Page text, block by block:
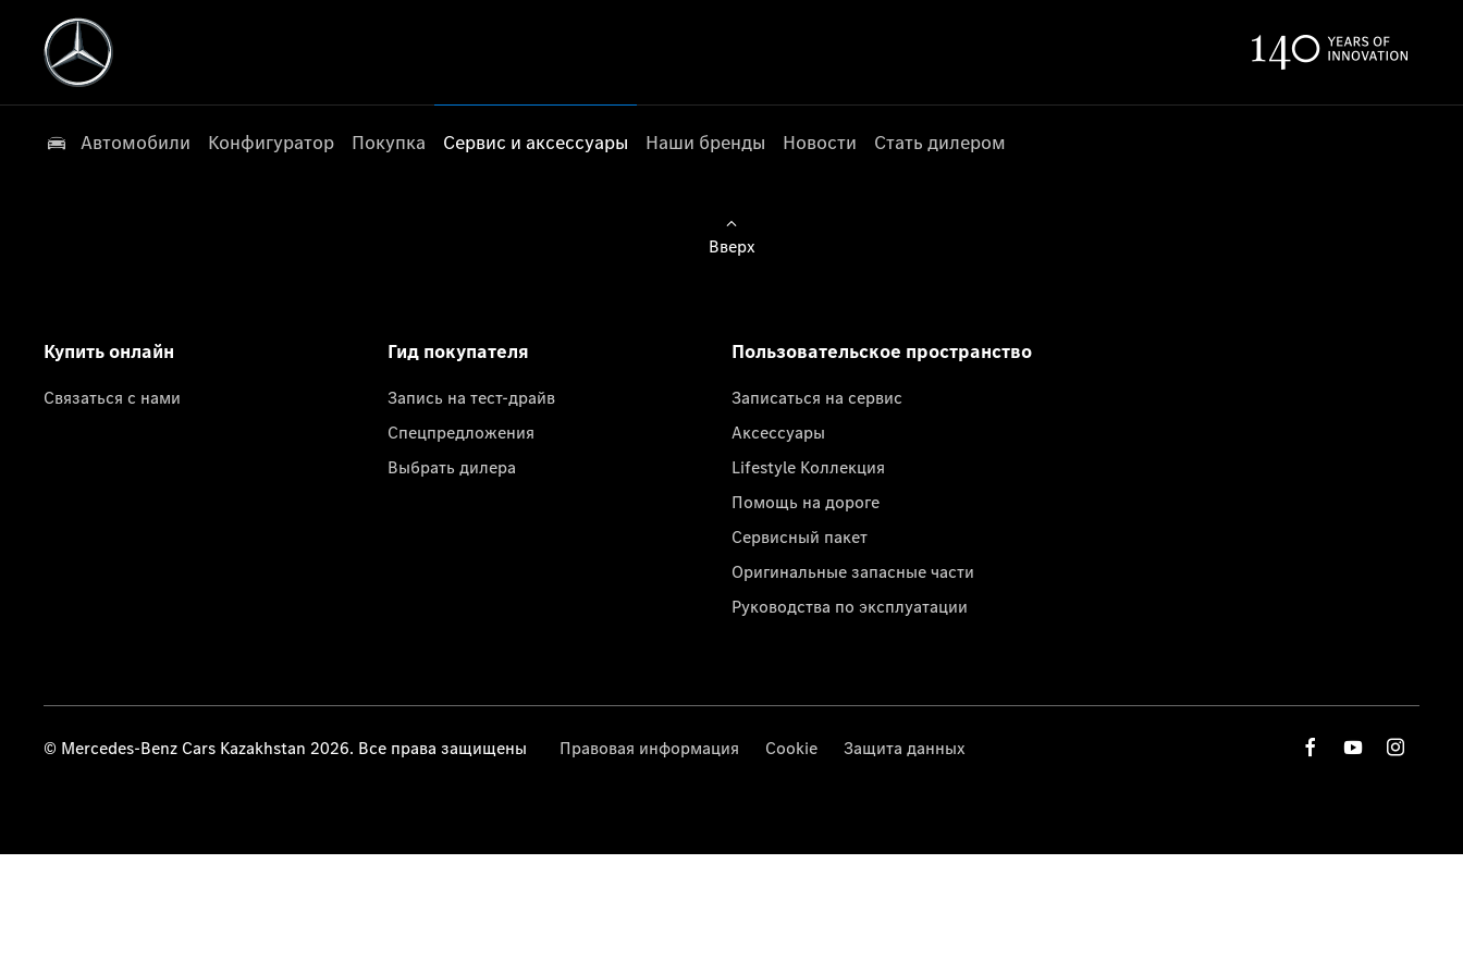
Автомобили Конфигуратор Покупка Сервис и аксессуары Наши бренды Новости Стать дилером
Вверх
Купить онлайн
Связаться с нами
Гид покупателя
Запись на тест-драйв
Спецпредложения
Выбрать дилера
Пользовательское пространство
Записаться на сервис
Аксессуары
Lifestyle Коллекция
Помощь на дороге
Сервисный пакет
Оригинальные запасные части
Руководства по эксплуатации
© Mercedes-Benz Cars Kazakhstan 2026. Все права защищены Правовая информация Cookie Защита данных